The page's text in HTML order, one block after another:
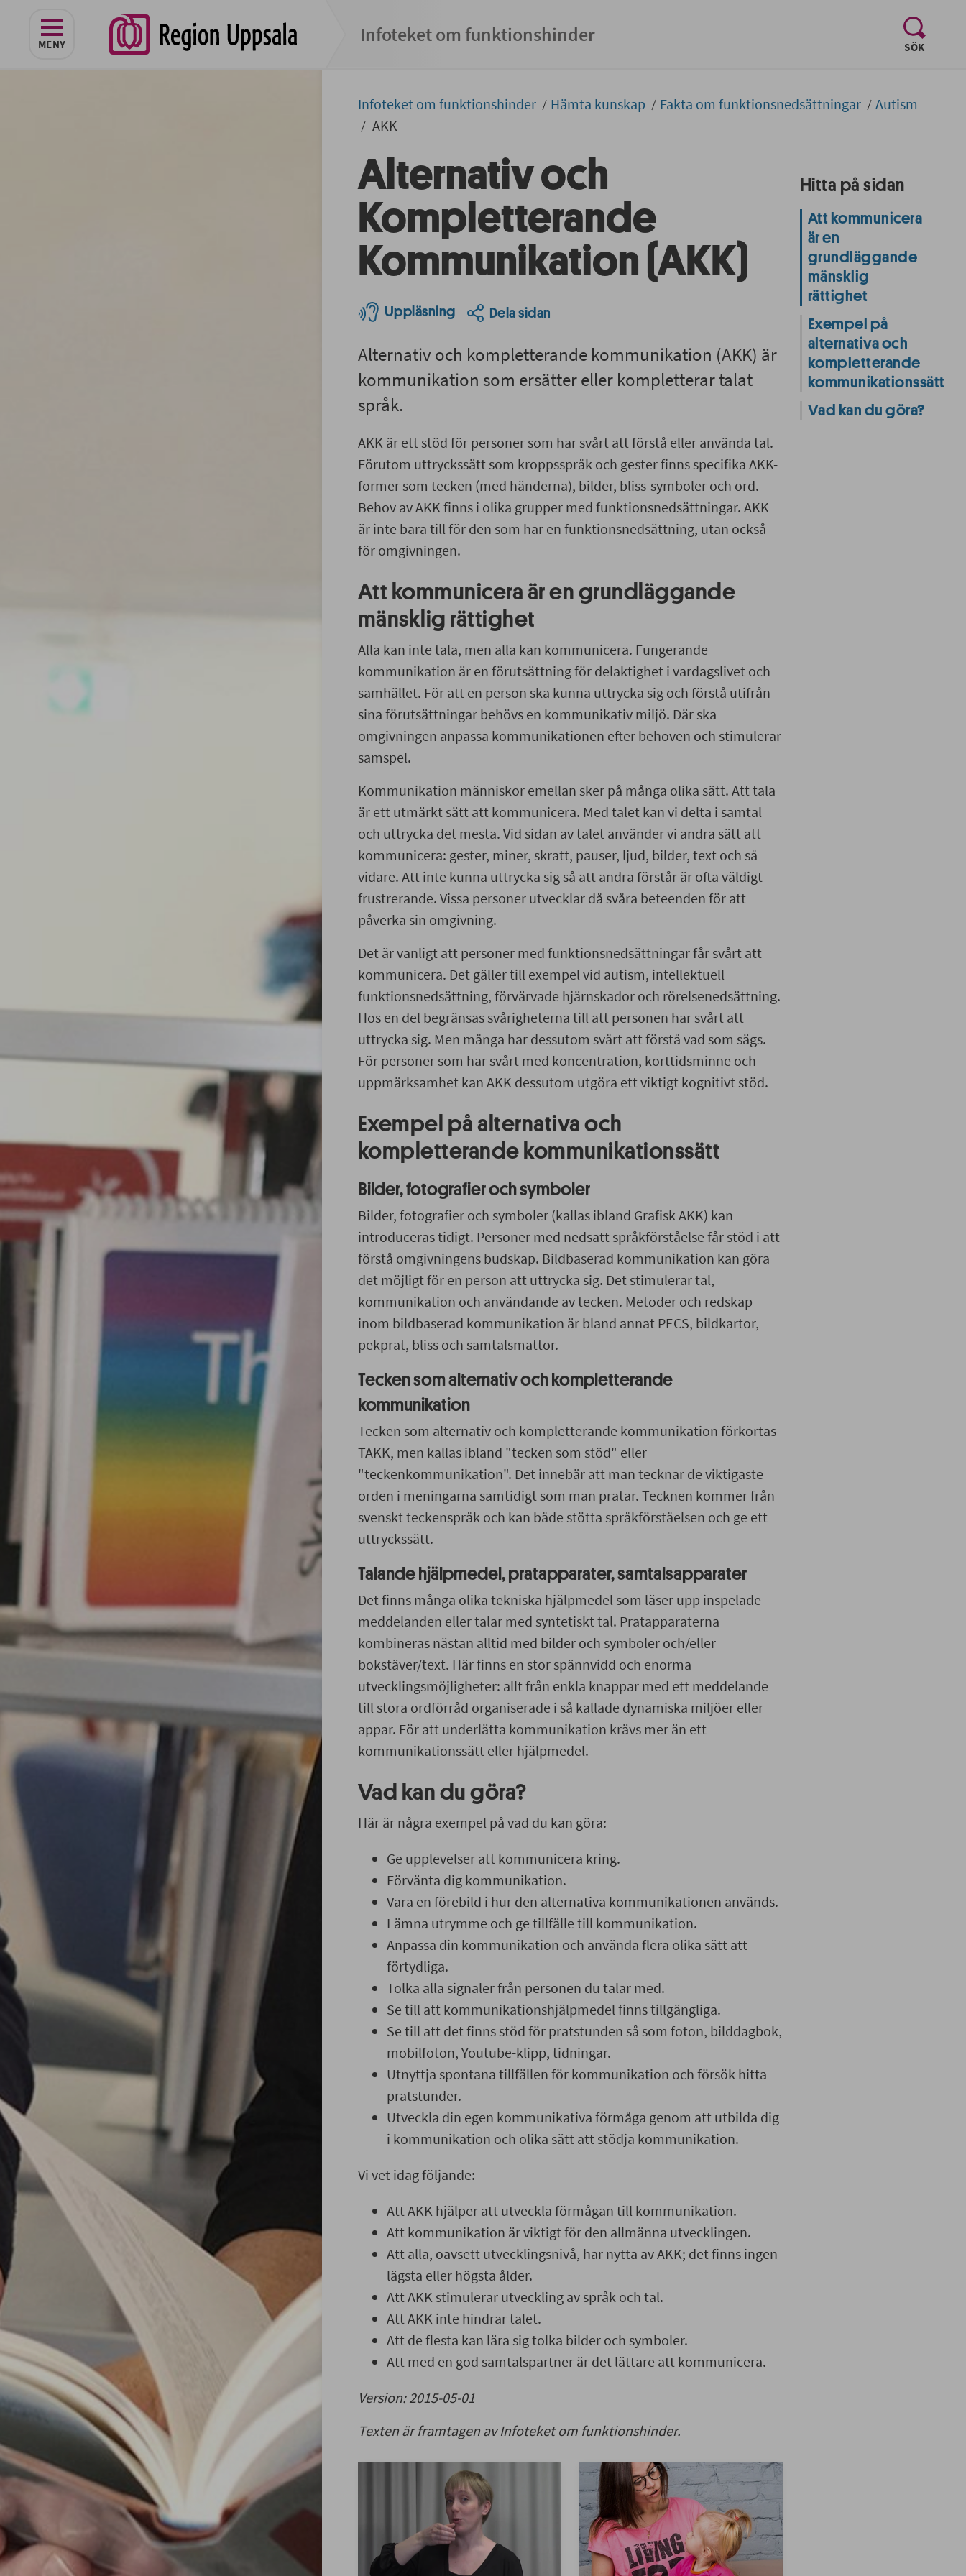
MENY
navigeringen Infoteket om funktionshinder
SÖK
, visa
Infoteket om funktionshinder Hämta kunskap Fakta om funktionsnedsättningar
Autism
AKK
Alternativ och
Kompletterande
Kommunikation (AKK)
Uppläsning Dela sidan
Alternativ och kompletterande kommunikation (AKK) är
kommunikation som ersätter eller kompletterar talat
språk.
AKK är ett stöd för personer som har svårt att förstå eller använda tal.
Förutom uttryckssätt som kroppsspråk och gester finns specifika AKK-
former som tecken (med händerna), bilder, bliss-symboler och ord.
Behov av AKK finns i olika grupper med funktionsnedsättningar. AKK
är inte bara till för den som har en funktionsnedsättning, utan också
för omgivningen.
Att kommunicera är en grundläggande
mänsklig rättighet
Alla kan inte tala, men alla kan kommunicera. Fungerande
kommunikation är en förutsättning för delaktighet i vardagslivet och
samhället. För att en person ska kunna uttrycka sig och förstå utifrån
sina förutsättningar behövs en kommunikativ miljö. Där ska
omgivningen anpassa kommunikationen efter behoven och stimulerar
samspel.
Kommunikation människor emellan sker på många olika sätt. Att tala
är ett utmärkt sätt att kommunicera. Med talet kan vi delta i samtal
och uttrycka det mesta. Vid sidan av talet använder vi andra sätt att
kommunicera: gester, miner, skratt, pauser, ljud, bilder, text och så
vidare. Att inte kunna uttrycka sig så att andra förstår är ofta väldigt
frustrerande. Vissa personer utvecklar då svåra beteenden för att
påverka sin omgivning.
Det är vanligt att personer med funktionsnedsättningar får svårt att
kommunicera. Det gäller till exempel vid autism, intellektuell
funktionsnedsättning, förvärvade hjärnskador och rörelsenedsättning.
Hos en del begränsas svårigheterna till att personen har svårt att
uttrycka sig. Men många har dessutom svårt att förstå vad som sägs.
För personer som har svårt med koncentration, korttidsminne och
uppmärksamhet kan AKK dessutom utgöra ett viktigt kognitivt stöd.
Exempel på alternativa och
kompletterande kommunikationssätt
Bilder, fotografier och symboler
Bilder, fotografier och symboler (kallas ibland Grafisk AKK) kan
introduceras tidigt. Personer med nedsatt språkförståelse får stöd i att
förstå omgivningens budskap. Bildbaserad kommunikation kan göra
det möjligt för en person att uttrycka sig. Det stimulerar tal,
kommunikation och användande av tecken. Metoder och redskap
inom bildbaserad kommunikation är bland annat PECS, bildkartor,
pekprat, bliss och samtalsmattor.
Tecken som alternativ och kompletterande
kommunikation
Tecken som alternativ och kompletterande kommunikation förkortas
TAKK, men kallas ibland "tecken som stöd" eller
"teckenkommunikation". Det innebär att man tecknar de viktigaste
orden i meningarna samtidigt som man pratar. Tecknen kommer från
svenskt teckenspråk och kan både stötta språkförståelsen och ge ett
uttryckssätt.
Talande hjälpmedel, pratapparater, samtalsapparater
Det finns många olika tekniska hjälpmedel som läser upp inspelade
meddelanden eller talar med syntetiskt tal. Pratapparaterna
kombineras nästan alltid med bilder och symboler och/eller
bokstäver/text. Här finns en stor spännvidd och enorma
utvecklingsmöjligheter: allt från enkla knappar med ett meddelande
till stora ordförråd organiserade i så kallade dynamiska miljöer eller
appar. För att underlätta kommunikation krävs mer än ett
kommunikationssätt eller hjälpmedel.
Vad kan du göra?
Här är några exempel på vad du kan göra:
Ge upplevelser att kommunicera kring.
Förvänta dig kommunikation.
Vara en förebild i hur den alternativa kommunikationen används.
Lämna utrymme och ge tillfälle till kommunikation.
Anpassa din kommunikation och använda flera olika sätt att
förtydliga.
Tolka alla signaler från personen du talar med.
Se till att kommunikationshjälpmedel finns tillgängliga.
Se till att det finns stöd för pratstunden så som foton, bilddagbok,
mobilfoton, Youtube-klipp, tidningar.
Utnyttja spontana tillfällen för kommunikation och försök hitta
pratstunder.
Utveckla din egen kommunikativa förmåga genom att utbilda dig
i kommunikation och olika sätt att stödja kommunikation.
Vi vet idag följande:
Att AKK hjälper att utveckla förmågan till kommunikation.
Att kommunikation är viktigt för den allmänna utvecklingen.
Att alla, oavsett utvecklingsnivå, har nytta av AKK; det finns ingen
lägsta eller högsta ålder.
Att AKK stimulerar utveckling av språk och tal.
Att AKK inte hindrar talet.
Att de flesta kan lära sig tolka bilder och symboler.
Att med en god samtalspartner är det lättare att kommunicera.
Version: 2015-05-01
Texten är framtagen av Infoteket om funktionshinder.
Hitta på sidan
Att kommunicera
är en
grundläggande
mänsklig
rättighet
Exempel på
alternativa och
kompletterande
kommunikationssätt
Vad kan du göra?